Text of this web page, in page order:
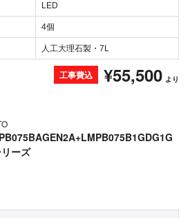
LED
4個
人工大理石製・7L
工事費込 ¥55,500 より
ーズ